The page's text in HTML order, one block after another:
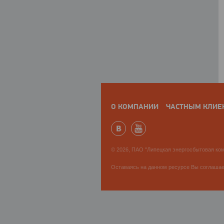
О КОМПАНИИ ЧАСТНЫМ
© 2026, ПАО "Липецкая энергосбытовая
Оставаясь на данном ресурсе Вы